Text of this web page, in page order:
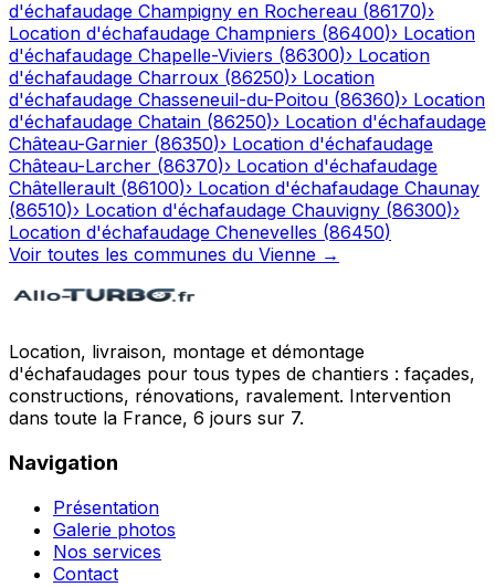
d'échafaudage Champigny en Rochereau (86170)›
Location d'échafaudage Champniers (86400)› Location
d'échafaudage Chapelle-Viviers (86300)› Location
d'échafaudage Charroux (86250)› Location
d'échafaudage Chasseneuil-du-Poitou (86360)› Location
d'échafaudage Chatain (86250)› Location d'échafaudage
Château-Garnier (86350)› Location d'échafaudage
Château-Larcher (86370)› Location d'échafaudage
Châtellerault (86100)› Location d'échafaudage Chaunay
(86510)› Location d'échafaudage Chauvigny (86300)›
Location d'échafaudage Chenevelles (86450)
Voir toutes les communes du Vienne →
Location, livraison, montage et démontage
d'échafaudages pour tous types de chantiers : façades,
constructions, rénovations, ravalement. Intervention
dans toute la France, 6 jours sur 7.
Navigation
Présentation
Galerie photos
Nos services
Contact